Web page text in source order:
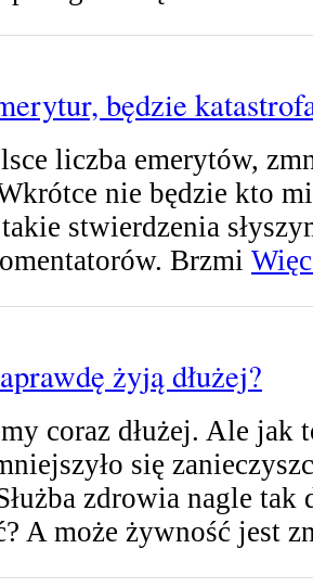
będzie
liczba emerytów,
nie będzie kto
stwierdzenia
Brzmi
żyją dłużej?
coraz dłużej. Ale jak
się
zdrowia nagle tak
A może żywność jest